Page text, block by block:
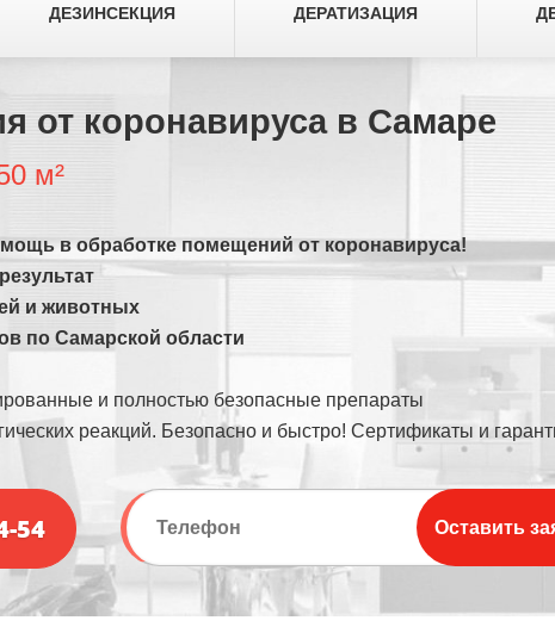
ДЕЗИНСЕКЦИЯ ДЕРАТИЗАЦИЯ
от коронавируса в Самаре
м²
в обработке помещений от коронавируса!
и животных
по Самарской области
и полностью безопасные препараты
реакций. Безопасно и быстро! Сертификаты и
54 Оставить